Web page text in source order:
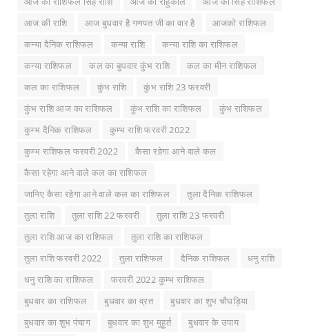
आज की राशि
आज बुधवार है गणपत जी का वार है
आजको राशिफल
कन्या दैनिक राशिफल
कन्या राशि
कन्या राशि का राशिफल
कन्या राशिफल
कल का बुधवार कुंभ राशि
कल का मीन राशिफल
कल का राशिफल
कुंभ राशि
कुंभ राशि 23 फरवरी
कुंभ राशि आज का राशिफल
कुंभ राशि का राशिफल
कुंभ राशिफल
कुम्भ दैनिक राशिफल
कुम्भ राशि फरवरी 2022
कुम्भ राशिफल फरवरी 2022
कैसा रहेगा आने वाले कल
कैसा रहेगा आने वाले कल का राशिफल
जानिए कैसा रहेगा आने वाले कल का राशिफल
तुला दैनिक राशिफल
तुला राशि
तुला राशि 22 फरवरी
तुला राशि 23 फरवरी
तुला राशि आज का राशिफल
तुला राशि का राशिफल
तुला राशि फरवरी 2022
तुला राशिफल दैनिक राशिफल
धनु राशि
धनु राशि का राशिफल
फरवरी 2022 कुम्भ राशिफल
बुधवार का राशिफल
बुधवार का व्रत
बुधवार का शुभ चौघड़िया
बुधवार का शुभ पंचाग
बुधवार का शुभ मुहूर्त बुधवार के उपाय